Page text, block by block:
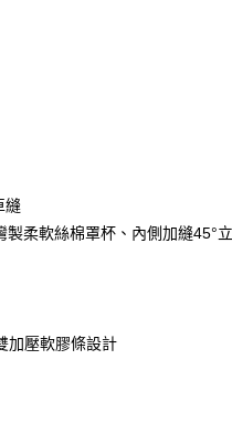
兆豐國際商業銀行
永豐商業銀行
彰化商業銀行
遠東國際商業銀行
縫
製柔軟絲棉罩杯、內側加縫45°
加壓軟膠條設計